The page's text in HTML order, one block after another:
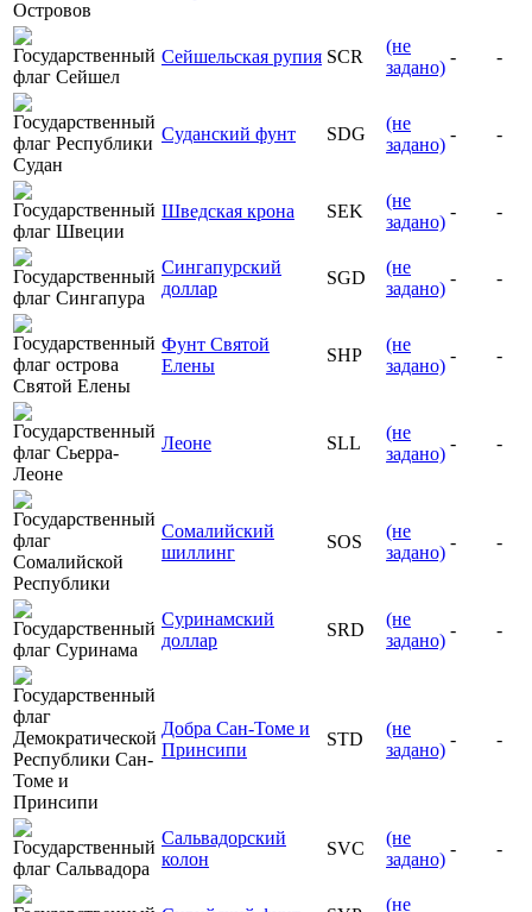
Сейшельская рупия SCR
(не
задано)
- -
Суданский фунт SDG
(не
задано)
- -
Шведская крона SEK
(не
задано)
- -
Сингапурский
доллар
SGD
(не
задано)
- -
Фунт Святой
Елены
SHP
(не
задано)
- -
Леоне SLL
(не
задано)
- -
Сомалийский
шиллинг
SOS
(не
задано)
- -
Суринамский
доллар
SRD
(не
задано)
- -
Добра Сан-Томе и
Принсипи
STD
(не
задано)
- -
Сальвадорский
колон
SVC
(не
задано)
- -
(не